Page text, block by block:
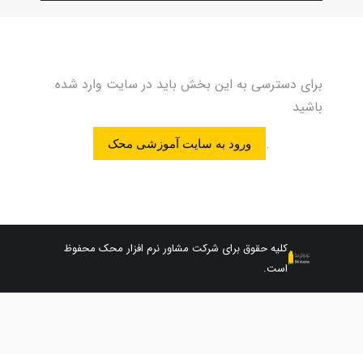
برای دسترسی به این بخش باید در سایت وارد شده
باشید
.
ورود به سایت آموزشی محک
کلیه حقوق برای شرکت مشاور نرم افزار محک محفوظ
است.